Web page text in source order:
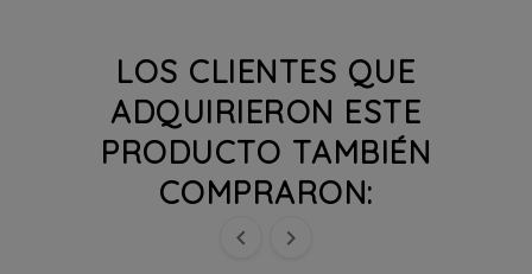
LOS CLIENTES QUE
ADQUIRIERON ESTE
PRODUCTO TAMBIÉN
COMPRARON:
 